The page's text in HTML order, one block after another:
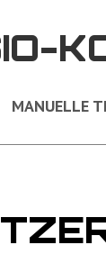
MANUELLE